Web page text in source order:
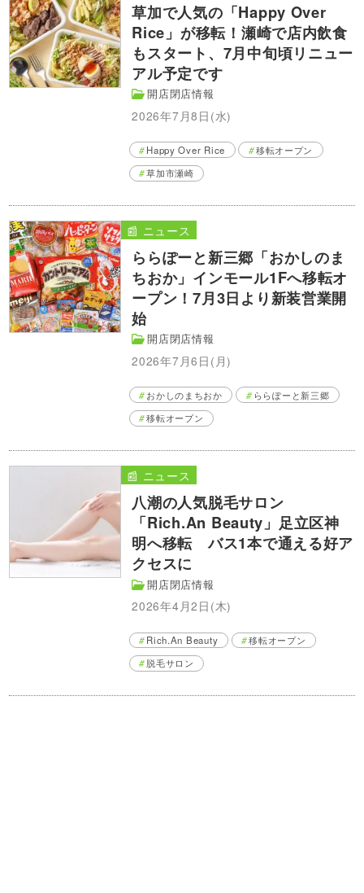
草加で人気の「Happy Over
Rice」が移転！瀬崎で店内飲食
もスタート、7月中旬頃リニュー
アル予定です
開店閉店情報
2026年7月8日(水)
Happy Over Rice
移転オープン
草加市瀬崎
ららぽーと新三郷「おかしのま
ちおか」インモール1Fへ移転オ
ープン！7月3日より新装営業開
始
開店閉店情報
2026年7月6日(月)
📰 ニュース
おかしのまちおか
ららぽーと新三郷
移転オープン
八潮の人気脱毛サロン
「Rich.An Beauty」足立区神
明へ移転 バス1本で通える好ア
クセスに
開店閉店情報
2026年4月2日(木)
📰 ニュース
Rich.An Beauty
移転オープン
脱毛サロン